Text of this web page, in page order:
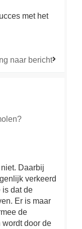
met het
naar bericht
Daarbij
verkeerd
is dat de
Er is maar
de
door de